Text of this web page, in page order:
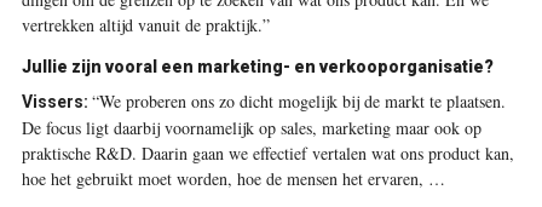
vertrekken altijd vanuit de praktijk.”
Jullie zijn vooral een marketing- en verkooporganisatie?
Vissers: “We proberen ons zo dicht mogelijk bij de markt te plaatsen.
De focus ligt daarbij voornamelijk op sales, marketing maar ook op
praktische R&D. Daarin gaan we effectief vertalen wat ons product kan,
hoe het gebruikt moet worden, hoe de mensen het ervaren, …